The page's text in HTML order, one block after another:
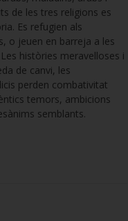
de les tres religions es
Es refugien als
o jeuen en barreja a les
històries meravelloses i
de canvi, les
perden combativitat
temors, ambicions
semblants.